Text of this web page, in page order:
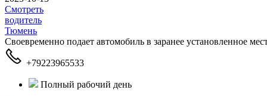
Смотреть
водитель
Тюмень
Своевременно подает автомобиль в заранее установленное
+79223965533
Полный рабочий день